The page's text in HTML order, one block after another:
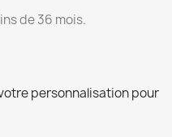
de 36 mois.
personnalisation pour